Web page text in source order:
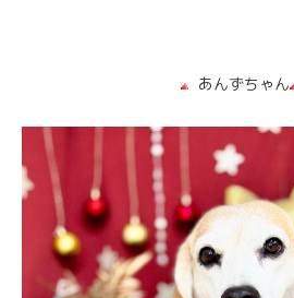
あんずちゃん